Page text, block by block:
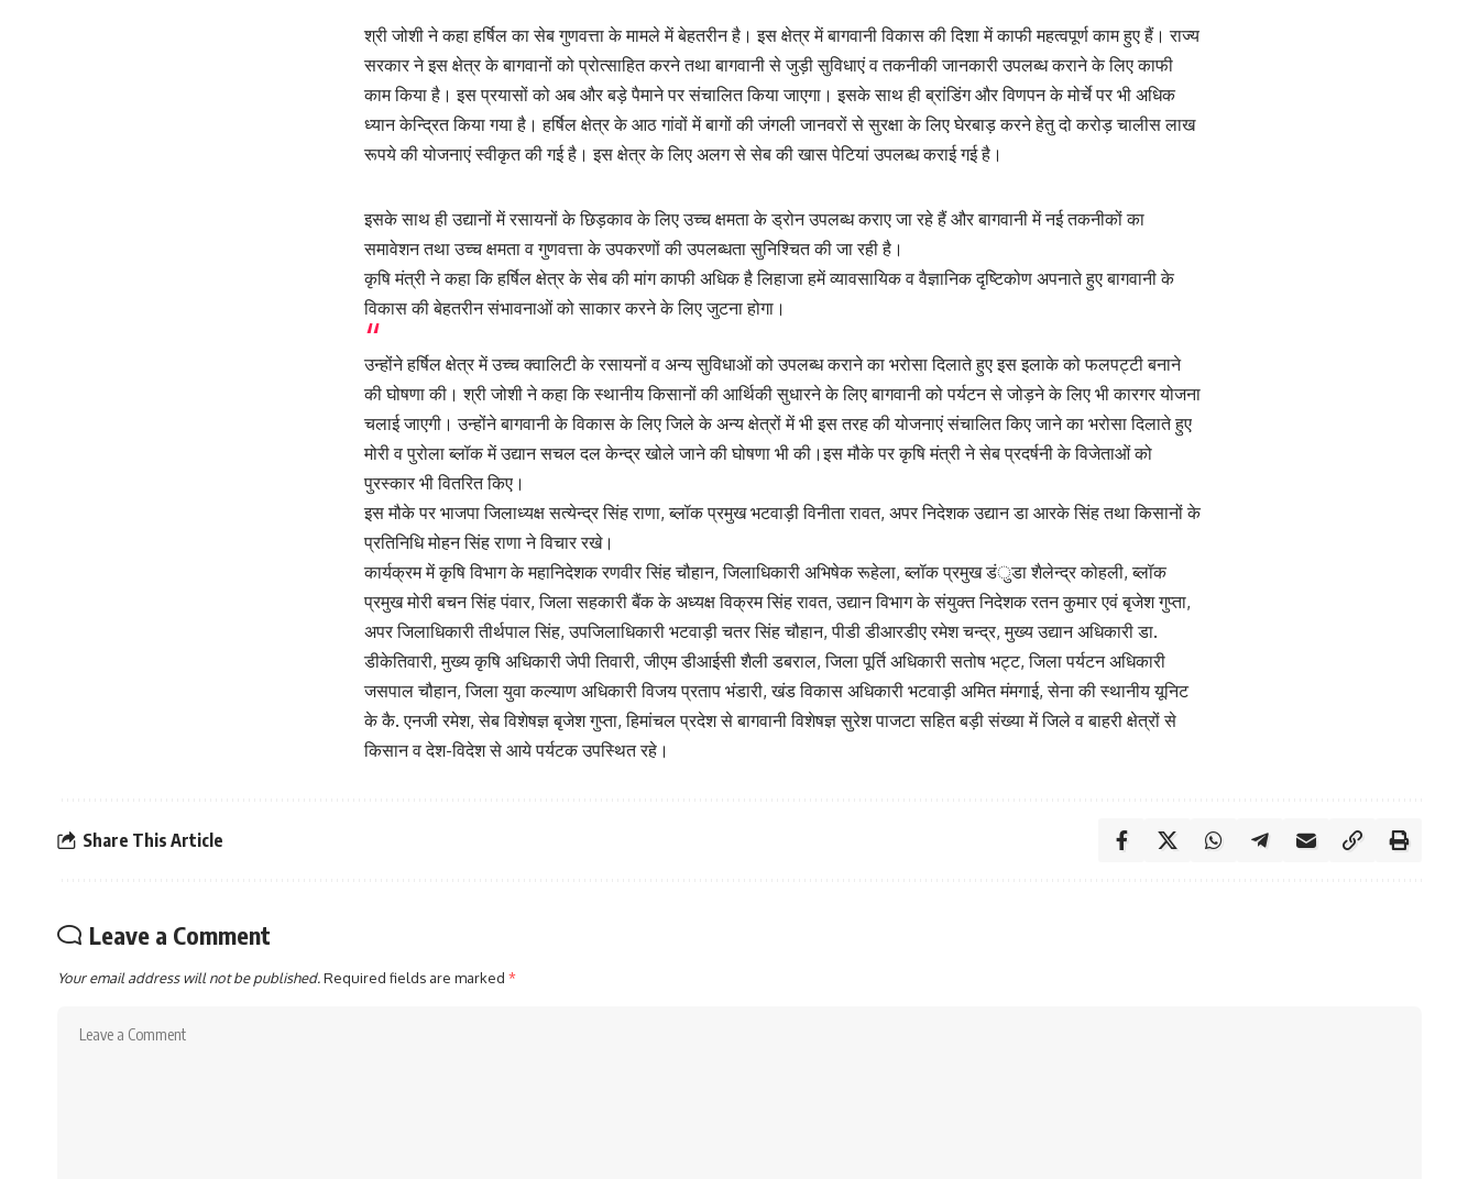
श्री जोशी ने कहा हर्षिल का सेब गुणवत्ता के मामले में बेहतरीन है। इस क्षेत्र में बागवानी विकास की दिशा में काफी महत्वपूर्ण काम हुए हैं। राज्य
सरकार ने इस क्षेत्र के बागवानों को प्रोत्साहित करने तथा बागवानी से जुड़ी सुविधाएं व तकनीकी जानकारी उपलब्ध कराने के लिए काफी
काम किया है। इस प्रयासों को अब और बड़े पैमाने पर संचालित किया जाएगा। इसके साथ ही ब्रांडिंग और विणपन के मोर्चे पर भी अधिक
ध्यान केन्द्रित किया गया है। हर्षिल क्षेत्र के आठ गांवों में बागों की जंगली जानवरों से सुरक्षा के लिए घेरबाड़ करने हेतु दो करोड़ चालीस लाख
रूपये की योजनाएं स्वीकृत की गई है। इस क्षेत्र के लिए अलग से सेब की खास पेटियां उपलब्ध कराई गई है।
इसके साथ ही उद्यानों में रसायनों के छिड़काव के लिए उच्च क्षमता के ड्रोन उपलब्ध कराए जा रहे हैं और बागवानी में नई तकनीकों का
समावेशन तथा उच्च क्षमता व गुणवत्ता के उपकरणों की उपलब्धता सुनिश्चित की जा रही है।
कृषि मंत्री ने कहा कि हर्षिल क्षेत्र के सेब की मांग काफी अधिक है लिहाजा हमें व्यावसायिक व वैज्ञानिक दृष्टिकोण अपनाते हुए बागवानी के
विकास की बेहतरीन संभावनाओं को साकार करने के लिए जुटना होगा।
उन्होंने हर्षिल क्षेत्र में उच्च क्वालिटी के रसायनों व अन्य सुविधाओं को उपलब्ध कराने का भरोसा दिलाते हुए इस इलाके को फलपट्टी बनाने
की घोषणा की। श्री जोशी ने कहा कि स्थानीय किसानों की आर्थिकी सुधारने के लिए बागवानी को पर्यटन से जोड़ने के लिए भी कारगर योजना
चलाई जाएगी। उन्होंने बागवानी के विकास के लिए जिले के अन्य क्षेत्रों में भी इस तरह की योजनाएं संचालित किए जाने का भरोसा दिलाते हुए
मोरी व पुरोला ब्लॉक में उद्यान सचल दल केन्द्र खोले जाने की घोषणा भी की।इस मौके पर कृषि मंत्री ने सेब प्रदर्षनी के विजेताओं को
पुरस्कार भी वितरित किए।
इस मौके पर भाजपा जिलाध्यक्ष सत्येन्द्र सिंह राणा, ब्लॉक प्रमुख भटवाड़ी विनीता रावत, अपर निदेशक उद्यान डा आरके सिंह तथा किसानों के
प्रतिनिधि मोहन सिंह राणा ने विचार रखे।
कार्यक्रम में कृषि विभाग के महानिदेशक रणवीर सिंह चौहान, जिलाधिकारी अभिषेक रूहेला, ब्लॉक प्रमुख डंुडा शैलेन्द्र कोहली, ब्लॉक
प्रमुख मोरी बचन सिंह पंवार, जिला सहकारी बैंक के अध्यक्ष विक्रम सिंह रावत, उद्यान विभाग के संयुक्त निदेशक रतन कुमार एवं बृजेश गुप्ता,
अपर जिलाधिकारी तीर्थपाल सिंह, उपजिलाधिकारी भटवाड़ी चतर सिंह चौहान, पीडी डीआरडीए रमेश चन्द्र, मुख्य उद्यान अधिकारी डा.
डीकेतिवारी, मुख्य कृषि अधिकारी जेपी तिवारी, जीएम डीआईसी शैली डबराल, जिला पूर्ति अधिकारी सतोष भट्ट, जिला पर्यटन अधिकारी
जसपाल चौहान, जिला युवा कल्याण अधिकारी विजय प्रताप भंडारी, खंड विकास अधिकारी भटवाड़ी अमित मंमगाई, सेना की स्थानीय यूनिट
के कै. एनजी रमेश, सेब विशेषज्ञ बृजेश गुप्ता, हिमांचल प्रदेश से बागवानी विशेषज्ञ सुरेश पाजटा सहित बड़ी संख्या में जिले व बाहरी क्षेत्रों से
किसान व देश-विदेश से आये पर्यटक उपस्थित रहे।
Share This Article
Leave a Comment
Your email address will not be published.Required fields are marked *